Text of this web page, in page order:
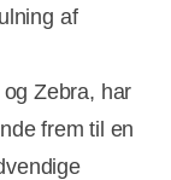
af
Zebra, har
frem til en